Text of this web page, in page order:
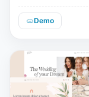
Demo